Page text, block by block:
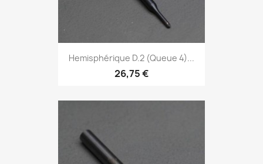
Hemisphérique D.2 (Queue 4)...
26,75 €